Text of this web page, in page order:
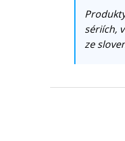
sériích,
ze